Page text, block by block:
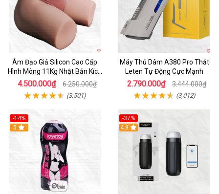
Âm Đạo Giả Silicon Cao Cấp
Hình Mông 11Kg Nhật Bản Kích
Thước Như Thật
4.500.000₫ 6.250.000₫
(3,501)
Máy Thủ Dâm A380 Pro Thắt
Leten Tự Động Cực Mạnh
2.790.000₫ 3.444.000₫
(3,012)
-14%
Hot
5
-37%
4.8